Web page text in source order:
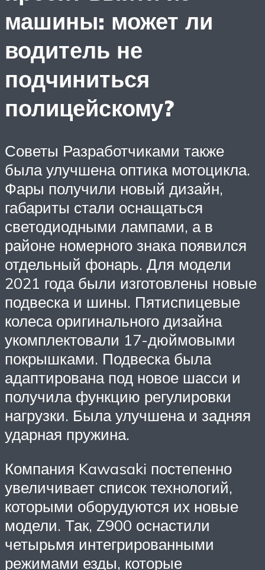
машины: может ли
водитель не
подчиниться
полицейскому?
Советы Разработчиками также
была улучшена оптика мотоцикла.
Фары получили новый дизайн,
габариты стали оснащаться
светодиодными лампами, а в
районе номерного знака появился
отдельный фонарь. Для модели
2021 года были изготовлены новые
подвеска и шины. Пятиспицевые
колеса оригинального дизайна
укомплектовали 17-дюймовыми
покрышками. Подвеска была
адаптирована под новое шасси и
получила функцию регулировки
нагрузки. Была улучшена и задняя
ударная пружина.
Компания Kawasaki постепенно
увеличивает список технологий,
которыми оборудуются их новые
модели. Так, Z900 оснастили
четырьмя интегрированными
режимами езды, которые